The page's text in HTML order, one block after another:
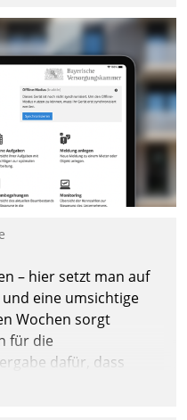
– hier setzt man auf
eine umsichtige
Wochen sorgt
für die
dafür, dass
so es sein muss,